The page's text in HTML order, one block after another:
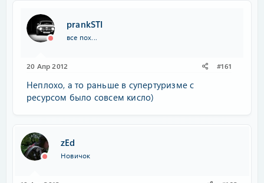
р
т
е
н
а
ч
prankSTI
все пох...
20 Апр 2012 #161
Неплохо, а то раньше в супертуризме с
ресурсом было совсем кисло)
zEd
Новичок